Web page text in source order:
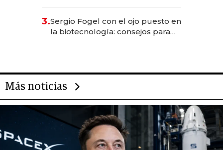
anticipación y prepara apertura
3.Sergio Fogel con el ojo puesto en
la biotecnología: consejos para
Más noticias